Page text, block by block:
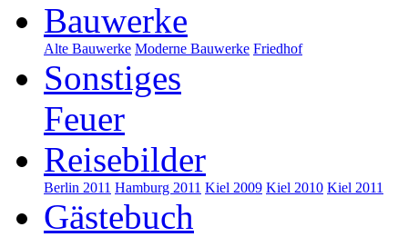
Bauwerke
Alte Bauwerke Moderne Bauwerke Friedhof
Sonstiges
Feuer
Reisebilder
Berlin 2011 Hamburg 2011 Kiel 2009 Kiel 2010 Kiel 2011
Gästebuch